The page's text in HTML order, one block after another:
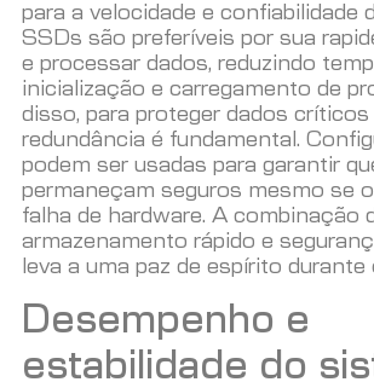
para a velocidade e confiabilidade
SSDs são preferíveis por sua
e processar dados, reduzindo
inicialização e carregamento de
disso, para proteger dados críticos
redundância é fundamental.
podem ser usadas para garantir
permaneçam seguros mesmo se
falha de hardware. A combinação
armazenamento rápido e
leva a uma paz de espírito durante
Desempenho e
estabilidade do